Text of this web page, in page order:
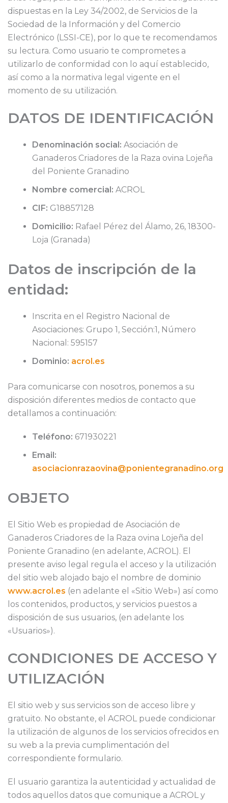
dispuestas en la Ley 34/2002, de Servicios de la
Sociedad de la Información y del Comercio
Electrónico (LSSI-CE), por lo que te recomendamos
su lectura. Como usuario te comprometes a
utilizarlo de conformidad con lo aquí establecido,
así como a la normativa legal vigente en el
momento de su utilización.
DATOS DE IDENTIFICACIÓN
Denominación social: Asociación de
Ganaderos Criadores de la Raza ovina Lojeña
del Poniente Granadino
Nombre comercial: ACROL
CIF: G18857128
Domicilio: Rafael Pérez del Álamo, 26, 18300-
Loja (Granada)
Datos de inscripción de la
entidad:
Inscrita en el Registro Nacional de
Asociaciones: Grupo 1, Sección:1, Número
Nacional: 595157
Dominio: acrol.es
Para comunicarse con nosotros, ponemos a su
disposición diferentes medios de contacto que
detallamos a continuación:
Teléfono: 671930221
Email:
asociacionrazaovina@ponientegranadino.org
OBJETO
El Sitio Web es propiedad de Asociación de
Ganaderos Criadores de la Raza ovina Lojeña del
Poniente Granadino (en adelante, ACROL). El
presente aviso legal regula el acceso y la utilización
del sitio web alojado bajo el nombre de dominio
www.acrol.es (en adelante el «Sitio Web») así como
los contenidos, productos, y servicios puestos a
disposición de sus usuarios, (en adelante los
«Usuarios»).
CONDICIONES DE ACCESO Y
UTILIZACIÓN
El sitio web y sus servicios son de acceso libre y
gratuito. No obstante, el ACROL puede condicionar
la utilización de algunos de los servicios ofrecidos en
su web a la previa cumplimentación del
correspondiente formulario.
El usuario garantiza la autenticidad y actualidad de
todos aquellos datos que comunique a ACROL y